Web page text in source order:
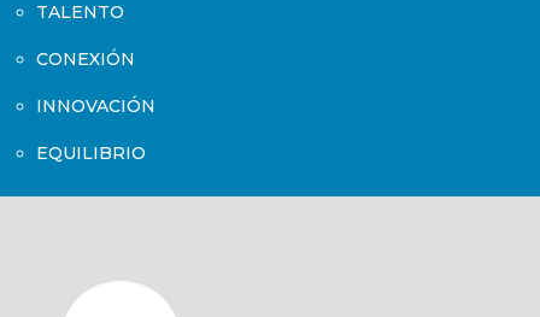
TALENTO
CONEXIÓN
INNOVACIÓN
EQUILIBRIO